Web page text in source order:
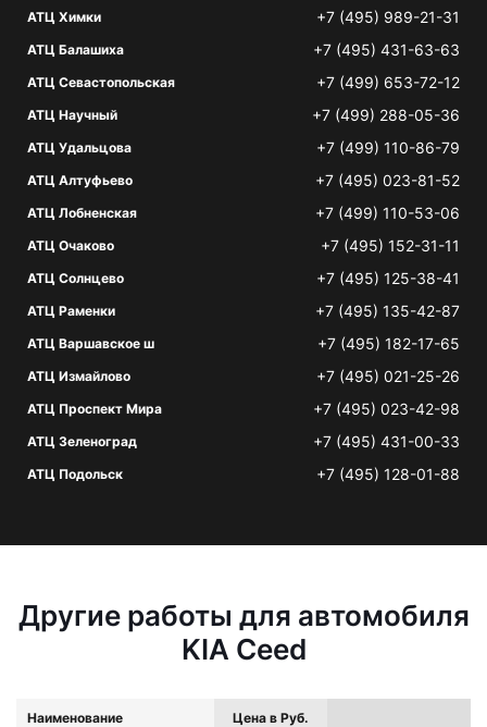
АТЦ Химки +7 (495) 989-21-31
АТЦ Балашиха +7 (495) 431-63-63
АТЦ Севастопольская +7 (499) 653-72-12
АТЦ Научный +7 (499) 288-05-36
АТЦ Удальцова +7 (499) 110-86-79
АТЦ Алтуфьево +7 (495) 023-81-52
АТЦ Лобненская +7 (499) 110-53-06
АТЦ Очаково +7 (495) 152-31-11
АТЦ Солнцево +7 (495) 125-38-41
АТЦ Раменки +7 (495) 135-42-87
АТЦ Варшавское ш +7 (495) 182-17-65
АТЦ Измайлово +7 (495) 021-25-26
АТЦ Проспект Мира +7 (495) 023-42-98
АТЦ Зеленоград +7 (495) 431-00-33
АТЦ Подольск +7 (495) 128-01-88
Другие работы для автомобиля
KIA Ceed
Наименование Цена в Руб.